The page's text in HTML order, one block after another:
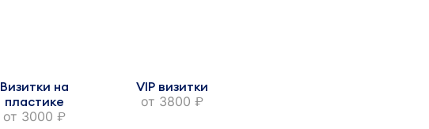
Визитки на
пластике
от 3000 руб.
VIP визитки
от 3800 руб.